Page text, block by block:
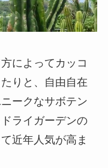
によってカッコ
りと、自由自在
ークなサボテン
ライガーデンの
近年人気が高ま